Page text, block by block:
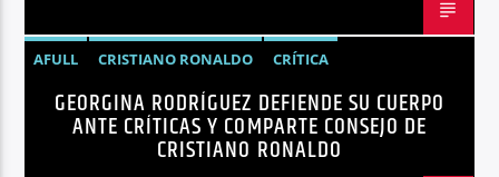
AFULL CRISTIANO RONALDO
CRÍTICA
GEORGINA RODRÍGUEZ
NOTICIAS
REDES SOCIALES
TENDENCIAS
TRENDING VIRALES
GEORGINA RODRÍGUEZ DEFIENDE SU CUERPO
ANTE CRÍTICAS Y COMPARTE CONSEJO DE
CRISTIANO RONALDO